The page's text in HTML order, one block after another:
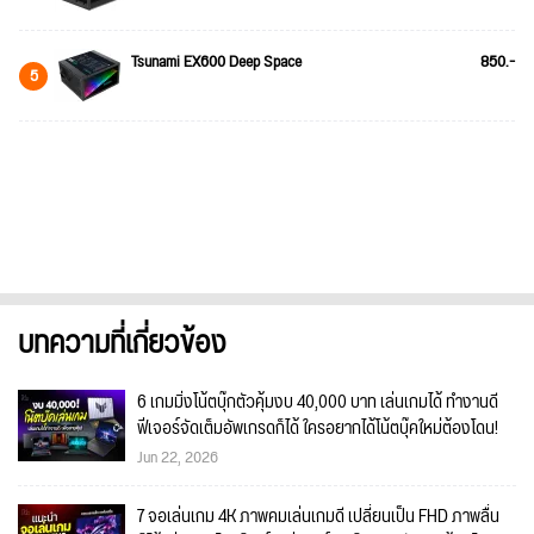
5 Tsunami EX600 Deep Space 850.-
บทความที่เกี่ยวข้อง
6 เกมมิ่งโน้ตบุ๊กตัวคุ้มงบ 40,000 บาท เล่นเกมได้ ทำงานดี
ฟีเจอร์จัดเต็มอัพเกรดก็ได้ ใครอยากได้โน้ตบุ๊คใหม่ต้องโดน!
Jun 22, 2026
7 จอเล่นเกม 4K ภาพคมเล่นเกมดี เปลี่ยนเป็น FHD ภาพลื่น